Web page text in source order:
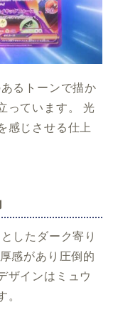
るトーンで描か
っています。 光
感じさせる仕上
したダーク寄り
感があり圧倒的
ザインはミュウ
。